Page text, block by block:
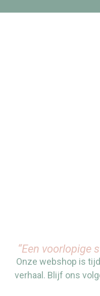
“Een voorlopige
Onze webshop is
verhaal. Blijf ons